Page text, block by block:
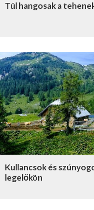
Túl hangosak a
Kullancsok és
legelőkön